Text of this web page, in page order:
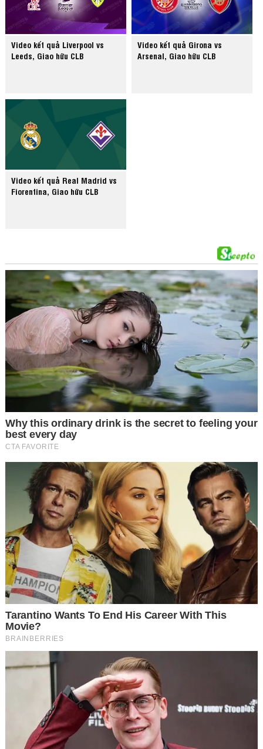
Video kết quả Liverpool vs
Leeds, Giao hữu CLB
Video kết quả Girona vs
Arsenal, Giao hữu CLB
Video kết quả Real Madrid vs
Fiorentina, Giao hữu CLB